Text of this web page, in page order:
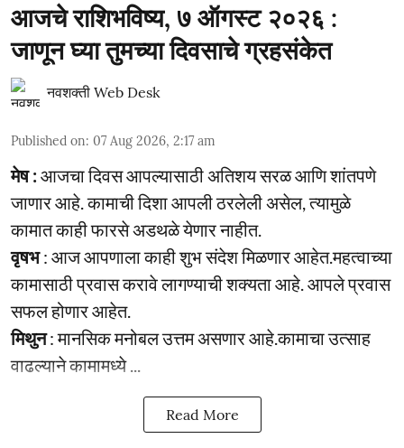
आजचे राशिभविष्य, ७ ऑगस्ट २०२६ :
जाणून घ्या तुमच्या दिवसाचे ग्रहसंकेत
नवशक्ती Web Desk
Published on: 07 Aug 2026, 2:17 am
मेष :आजचा दिवस आपल्यासाठी अतिशय सरळ आणि शांतपणे
जाणार आहे. कामाची दिशा आपली ठरलेली असेल, त्यामुळे
कामात काही फारसे अडथळे येणार नाहीत.
वृषभ: आज आपणाला काही शुभ संदेश मिळणार आहेत.महत्वाच्या
कामासाठी प्रवास करावे लागण्याची शक्यता आहे. आपले प्रवास
सफल होणार आहेत.
मिथुन: मानसिक मनोबल उत्तम असणार आहे.कामाचा उत्साह
वाढल्याने कामामध्ये ...
Read More